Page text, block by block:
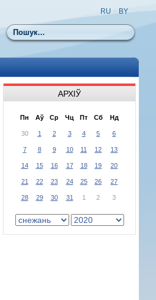
Пошук
RU BY
АРХІЎ
Пн Аў Ср Чц Пт Сб Нд
30 1 2 3 4 5 6
7 8 9 10 11 12 13
14 15 16 17 18 19 20
21 22 23 24 25 26 27
28 29 30 31 1 2 3